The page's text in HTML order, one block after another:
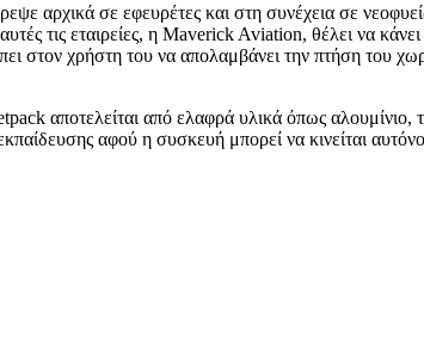
αρχικά σε εφευρέτες και στη συνέχεια σε
τις εταιρείες, η Maverick Aviation, θέλει να
στον χρήστη του να απολαμβάνει την πτήση του
αποτελείται από ελαφρά υλικά όπως
αφού η συσκευή μπορεί να κινείται